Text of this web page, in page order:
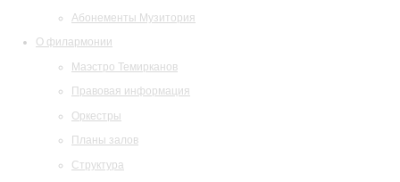
Абонементы Музитория
О филармонии
Маэстро Темирканов
Правовая информация
Оркестры
Планы залов
Структура